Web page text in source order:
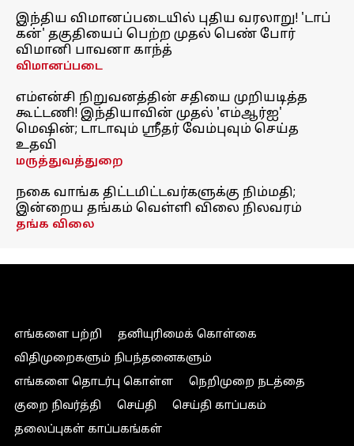
இந்திய விமானப்படையில் புதிய வரலாறு! 'டாப்
கன்' தகுதியைப் பெற்ற முதல் பெண் போர்
விமானி பாவனா காந்த்
விமானப்படை
எம்என்சி நிறுவனத்தின் சதியை முறியடித்த
கூட்டணி! இந்தியாவின் முதல் 'எம்ஆர்ஐ'
மெஷின்; டாடாவும் ஸ்ரீதர் வேம்புவும் செய்த
உதவி
மருத்துவத்துறை
நகை வாங்க திட்டமிட்டவர்களுக்கு நிம்மதி;
இன்றைய தங்கம் வெள்ளி விலை நிலவரம்
தங்க விலை
எங்களை பற்றி
தனியுரிமைக் கொள்கை
விதிமுறைகளும் நிபந்தனைகளும்
எங்களை தொடர்பு கொள்ள
நெறிமுறை நடத்தை
குறை நிவர்த்தி
செய்தி
செய்தி காப்பகம்
தலைப்புகள் காப்பகங்கள்